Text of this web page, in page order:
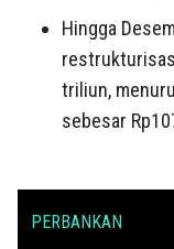
Hingga
triliun,
sebesar
PERBANKAN